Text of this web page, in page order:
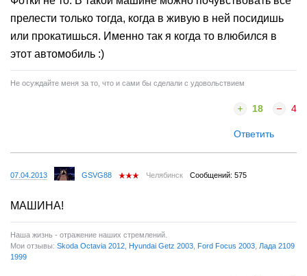
прелести только тогда, когда в живую в ней посидишь
или прокатишься. Именно так я когда то влюбился в
этот автомобиль :)
Не осуждайте меня за то, что и сами бы сделали с удовольствием
18 4
Ответить
07.04.2013 GSVG88 Челябинск Сообщений: 575
МАШИНА!
Наша жизнь - отражение наших стремлений.
Мои отзывы: Skoda Octavia 2012, Hyundai Getz 2003, Ford Focus 2003, Лада 2109
1999